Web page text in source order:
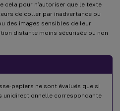
cela pour n’autoriser que le texte
de coller par inadvertance ou
des images sensibles de leur
distante moins sécurisée ou non
papiers ne sont évalués que si
unidirectionnelle correspondante